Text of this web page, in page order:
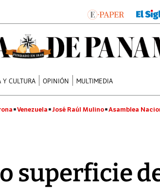
Y CULTURA OPINIÓN MULTIMEDIA
Venezuela José Raúl Mulino Asamblea
superficie